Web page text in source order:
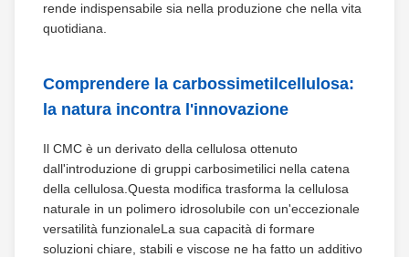
rende indispensabile sia nella produzione che nella vita
quotidiana.
Comprendere la carbossimetilcellulosa:
la natura incontra l'innovazione
Il CMC è un derivato della cellulosa ottenuto
dall'introduzione di gruppi carbosimetilici nella catena
della cellulosa.Questa modifica trasforma la cellulosa
naturale in un polimero idrosolubile con un'eccezionale
versatilità funzionaleLa sua capacità di formare
soluzioni chiare, stabili e viscose ne ha fatto un additivo